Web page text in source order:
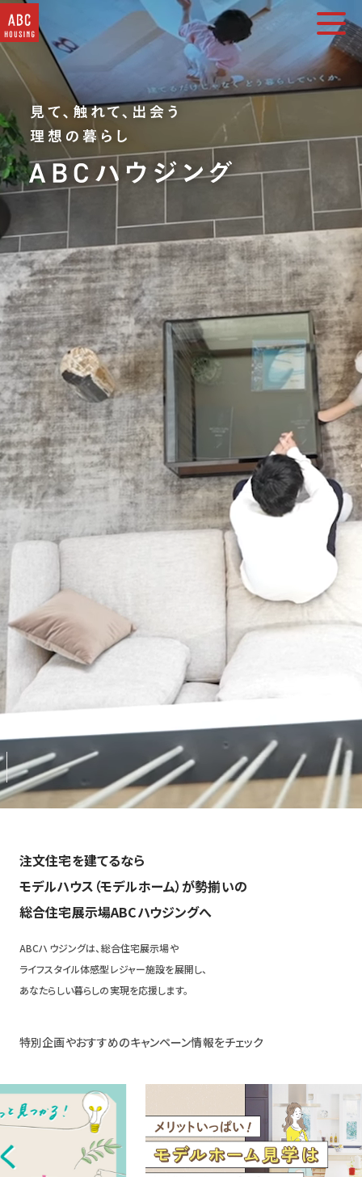
住宅展示場・他施設一覧
イベント&プレゼント
モデルハウスを探す
住まいづくりコラム・動画
アカウント登録
注文住宅を建てるなら
モデルハウス（モデルホーム）が勢揃いの
総合住宅展示場ABCハウジングへ
ABCハウジングは、総合住宅展示場や
ライフスタイル体感型レジャー施設を展開し、
あなたらしい暮らしの実現を応援します。
特別企画やおすすめのキャンペーン情報をチェック